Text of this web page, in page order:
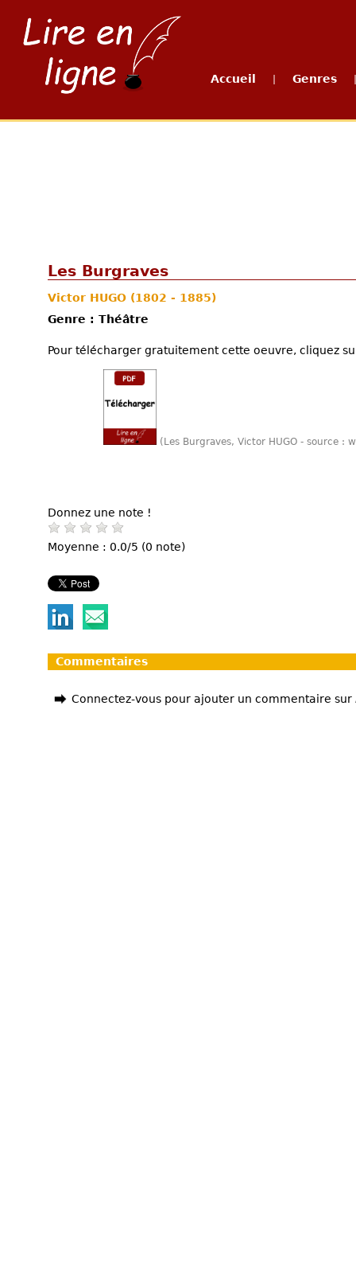
Accueil Genres
Les Burgraves
Victor HUGO (1802 - 1885)
Genre : Théâtre
Pour télécharger gratuitement cette oeuvre, cliquez
(Les Burgraves, Victor HUGO - source :
Donnez une note !
Moyenne : 0.0/5 (0 note)
Commentaires
Connectez-vous pour ajouter un commentaire sur